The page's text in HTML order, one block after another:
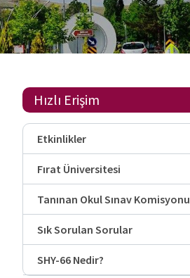
Hızlı Erişim
Etkinlikler
Fırat Üniversitesi
Tanınan Okul Sınav Komisyonu
Sık Sorulan Sorular
SHY-66 Nedir?